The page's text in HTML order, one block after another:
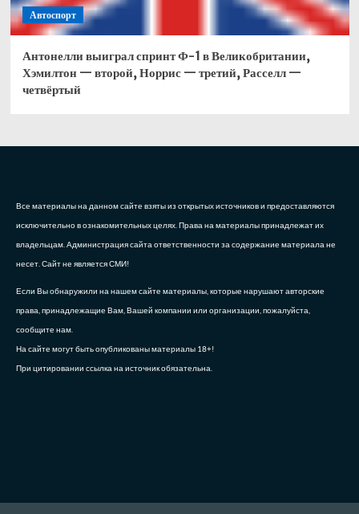
Автоспорт
Антонелли выиграл спринт Ф-1 в Великобритании,
Хэмилтон — второй, Норрис — третий, Расселл —
четвёртый
Все материалы на данном сайте взяты из открытых источников и предоставляются
исключительно в ознакомительных целях. Права на материалы принадлежат их
владельцам. Администрация сайта ответственности за содержание материала не
несет. Сайт не является СМИ!
Если Вы обнаружили на нашем сайте материалы, которые нарушают авторские
права, принадлежащие Вам, Вашей компании или организации, пожалуйста,
сообщите нам.
На сайте могут быть опубликованы материалы 18+!
При цитировании ссылка на источник обязательна.